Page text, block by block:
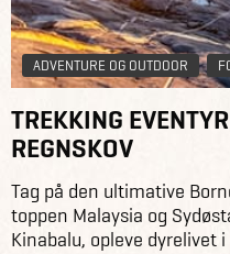
ADVENTURE OG OUTDOOR
TREKKING
REGNSKOV
Tag på den ultimative
toppen Malaysia og
Kinabalu, opleve dyrelivet